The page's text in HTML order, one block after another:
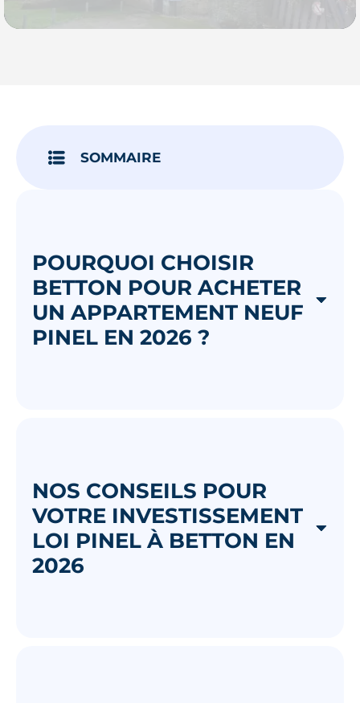
SOMMAIRE
POURQUOI CHOISIR
BETTON POUR ACHETER
UN APPARTEMENT NEUF
PINEL EN 2026 ?
NOS CONSEILS POUR
VOTRE INVESTISSEMENT
LOI PINEL À BETTON EN
2026